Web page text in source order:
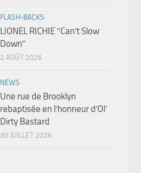
FLASH-BACKS
LIONEL RICHIE “Can’t Slow
Down”
2 AOÛT 2026
NEWS
Une rue de Brooklyn
rebaptisée en l’honneur d’Ol’
Dirty Bastard
30 JUILLET 2026